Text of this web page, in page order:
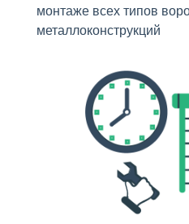
монтаже всех типов
металлоконструкций